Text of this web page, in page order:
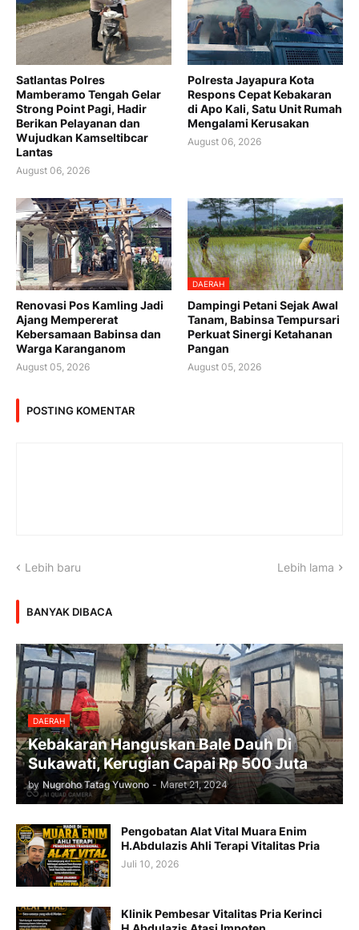
Satlantas Polres
Mamberamo Tengah Gelar
Strong Point Pagi, Hadir
Berikan Pelayanan dan
Wujudkan Kamseltibcar
Lantas
August 06, 2026
Polresta Jayapura Kota
Respons Cepat Kebakaran
di Apo Kali, Satu Unit Rumah
Mengalami Kerusakan
August 06, 2026
Renovasi Pos Kamling Jadi
Ajang Mempererat
Kebersamaan Babinsa dan
Warga Karanganom
August 05, 2026
DAERAH
Dampingi Petani Sejak Awal
Tanam, Babinsa Tempursari
Perkuat Sinergi Ketahanan
Pangan
August 05, 2026
POSTING KOMENTAR
Lebih baru Lebih lama
BANYAK DIBACA
DAERAH
Kebakaran Hanguskan Bale Dauh Di
Sukawati, Kerugian Capai Rp 500 Juta
by Nugroho Tatag Yuwono - Maret 21, 2024
Pengobatan Alat Vital Muara Enim
H.Abdulazis Ahli Terapi Vitalitas Pria
Juli 10, 2026
Klinik Pembesar Vitalitas Pria Kerinci